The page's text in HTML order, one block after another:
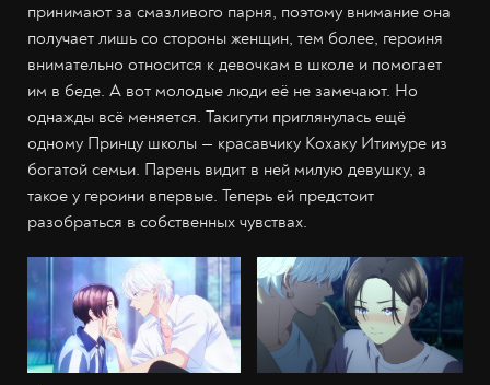
принимают за смазливого парня, поэтому внимание она
получает лишь со стороны женщин, тем более, героиня
внимательно относится к девочкам в школе и помогает
им в беде. А вот молодые люди её не замечают. Но
однажды всё меняется. Такигути приглянулась ещё
одному Принцу школы — красавчику Кохаку Итимуре из
богатой семьи. Парень видит в ней милую девушку, а
такое у героини впервые. Теперь ей предстоит
разобраться в собственных чувствах.